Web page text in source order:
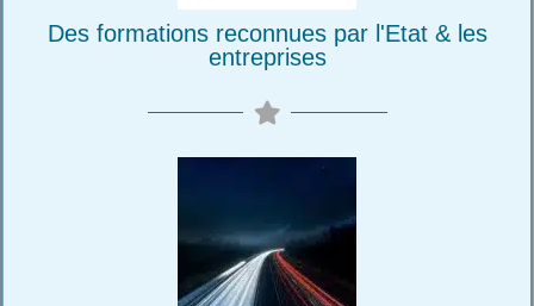
Des formations reconnues par l'Etat & les
entreprises